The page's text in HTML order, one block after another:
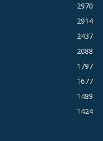
2970
2914
2437
2088
1797
1677
1489
1424